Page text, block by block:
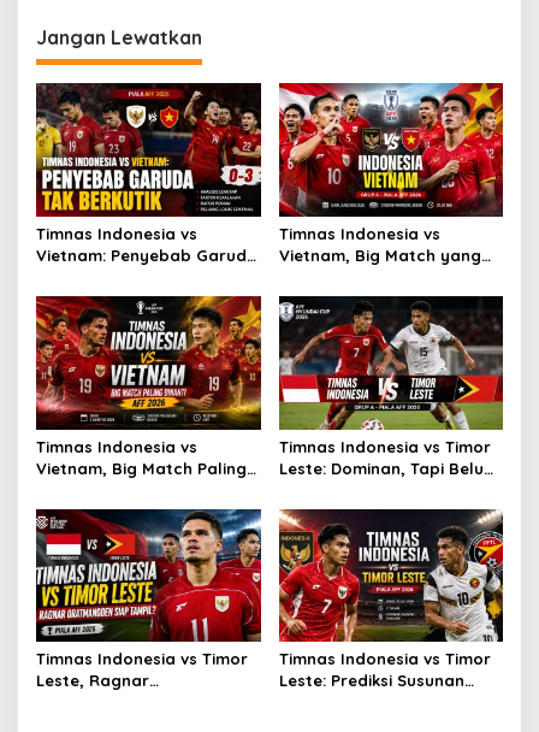
Jangan Lewatkan
Timnas Indonesia vs
Vietnam: Penyebab Garuda
Timnas Indonesia vs
Vietnam, Big Match yang
Timnas Indonesia vs
Vietnam, Big Match Paling
Timnas Indonesia vs Timor
Leste: Dominan, Tapi Belum
Timnas Indonesia vs Timor
Leste, Ragnar
Timnas Indonesia vs Timor
Leste: Prediksi Susunan